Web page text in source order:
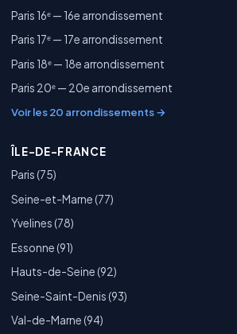
Paris 16ᵉ — 16e arrondissement
Paris 17ᵉ — 17e arrondissement
Paris 18ᵉ — 18e arrondissement
Paris 20ᵉ — 20e arrondissement
Voir les 20 arrondissements →
ÎLE-DE-FRANCE
Paris (75)
Seine-et-Marne (77)
Yvelines (78)
Essonne (91)
Hauts-de-Seine (92)
Seine-Saint-Denis (93)
Val-de-Marne (94)